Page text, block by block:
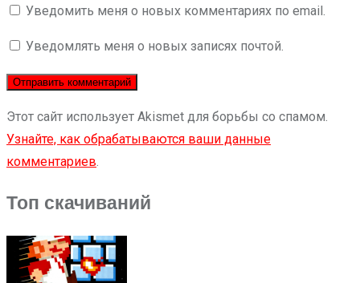
Уведомить меня о новых комментариях по email.
Уведомлять меня о новых записях почтой.
Этот сайт использует Akismet для борьбы со спамом.
Узнайте, как обрабатываются ваши данные
комментариев
Топ скачиваний